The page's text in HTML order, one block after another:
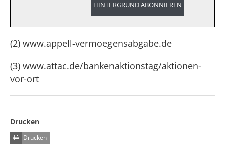
HINTERGRUND ABONNIEREN
(2) www.appell-vermoegensabgabe.de
(3) www.attac.de/bankenaktionstag/aktionen-
vor-ort
Drucken
Drucken